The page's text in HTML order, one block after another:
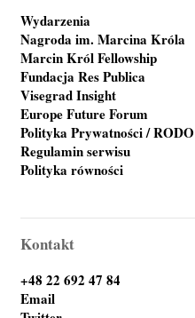
Wydarzenia
Nagroda im. Marcina Króla
Marcin Król Fellowship
Fundacja Res Publica
Visegrad Insight
Europe Future Forum
Polityka Prywatności / RODO
Regulamin serwisu
Polityka równości
Kontakt
+48 22 692 47 84
Email